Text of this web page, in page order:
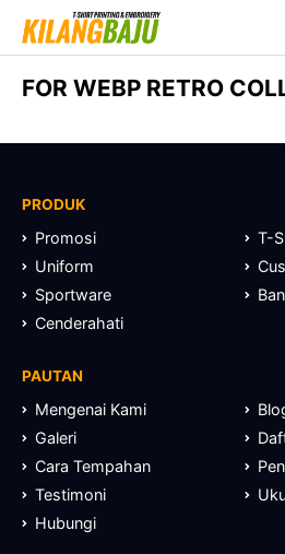
FOR WEBP RETRO
PRODUK
Promosi
T-
Uniform
Sportware
Cenderahati
PAUTAN
Mengenai Kami
Galeri
Cara Tempahan
Testimoni
Hubungi